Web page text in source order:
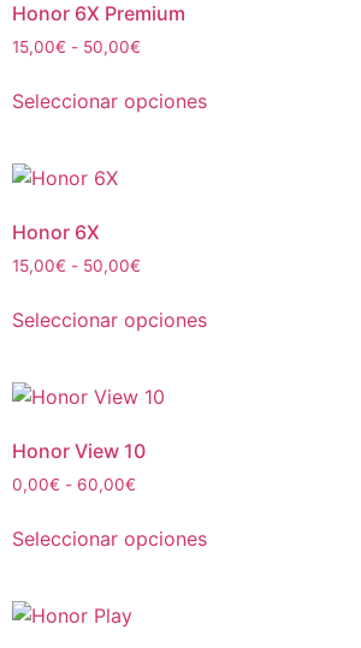
Honor 6X Premium
15,00€ - 50,00€
Seleccionar opciones
Honor 6X
15,00€ - 50,00€
Seleccionar opciones
Honor View 10
0,00€ - 60,00€
Seleccionar opciones